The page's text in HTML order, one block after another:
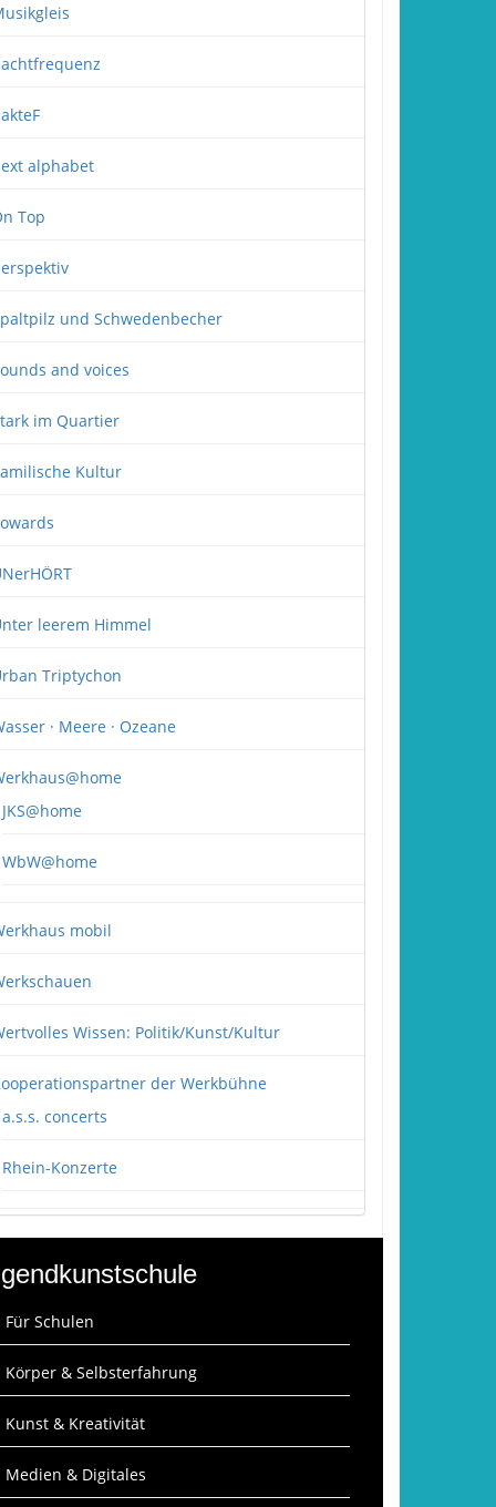
alphabet
Top
und Schwedenbecher
and voices
im Quartier
Kultur
leerem Himmel
Triptychon
· Meere · Ozeane
JKS@home
WbW@home
mobil
Wissen: Politik/Kunst/Kultur
der Werkbühne
a.s.s. concerts
Rhein-Konzerte
Für Schulen
Körper & Selbsterfahrung
Kunst & Kreativität
Medien & Digitales